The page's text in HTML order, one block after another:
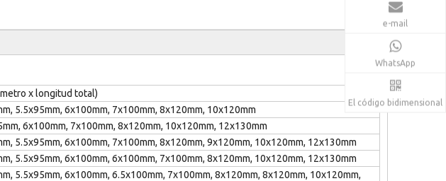
x longitud total)
5.5x95mm, 6x100mm, 7x100mm, 8x120mm, 10x120mm
6x100mm, 7x100mm, 8x120mm, 10x120mm, 12x130mm
5.5x95mm, 6x100mm, 7x100mm, 8x120mm, 9x120mm, 10x120mm, 12x130mm
5.5x95mm, 6x100mm, 6x100mm, 7x100mm, 8x120mm, 10x120mm, 12x130mm
5.5x95mm, 6x100mm, 6.5x100mm, 7x100mm, 8x120mm, 8x120mm, 10x120mm,
e-mail
WhatsApp
El código bidimensional